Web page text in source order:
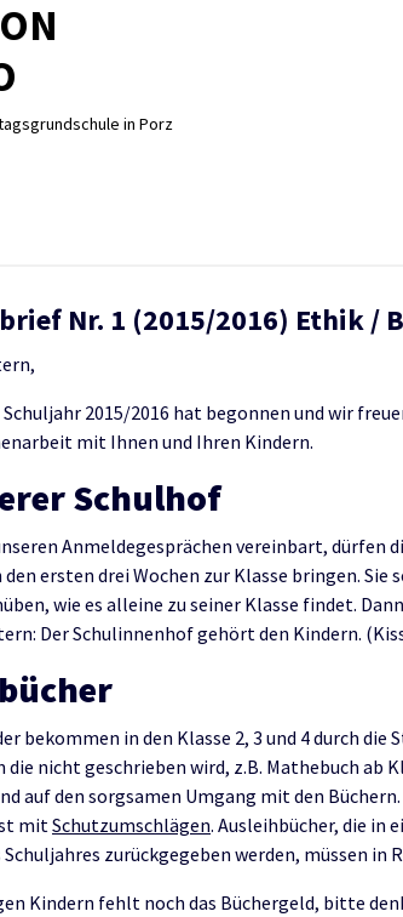
in Porz
Nr. 1 (2015/2016) Ethik /
Schuljahr 2015/2016 hat begonnen und wir
mit Ihnen und Ihren Kindern.
Schulhof
Anmeldegesprächen vereinbart, dürfen
den ersten drei Wochen zur Klasse bringen.
wie es alleine zu seiner Klasse findet.
Der Schulinnenhof gehört den Kindern.
bekommen in den Klasse 2, 3 und 4 durch die
die nicht geschrieben wird, z.B. Mathebuch ab
auf den sorgsamen Umgang mit den
mitSchutzumschlägen. Ausleihbücher, die in
Schuljahres zurückgegeben werden, müssen in
Kindern fehlt noch das Büchergeld, bitte